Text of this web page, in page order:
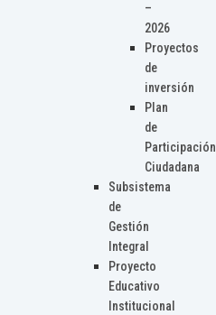
–
2026
Proyectos
de
inversión
Plan
de
Participación
Ciudadana
Subsistema
de
Gestión
Integral
Proyecto
Educativo
Institucional